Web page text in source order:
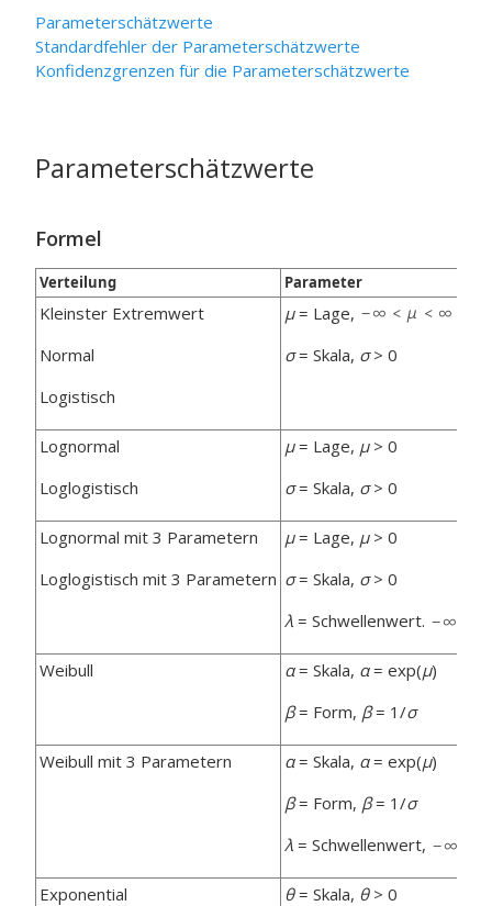
Parameterschätzwerte
Standardfehler der Parameterschätzwerte
Konfidenzgrenzen für die Parameterschätzwerte
Parameterschätzwerte
Formel
Verteilung Parameter
Kleinster Extremwert
Normal
Logistisch
μ= Lage,
σ= Skala, σ> 0
Lognormal
Loglogistisch
μ= Lage, μ> 0
σ= Skala, σ> 0
Lognormal mit 3 Parametern
Loglogistisch mit 3 Parametern
μ= Lage, μ> 0
σ= Skala, σ> 0
λ= Schwellenwert.
Weibull α= Skala, α= exp(μ)
β= Form, β= 1/σ
Weibull mit 3 Parametern α= Skala, α= exp(μ)
β= Form, β= 1/σ
λ= Schwellenwert,
Exponential θ= Skala, θ> 0